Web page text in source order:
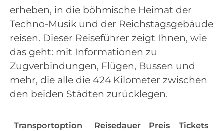
erheben, in die böhmische Heimat der
Techno-Musik und der Reichstagsgebäude
reisen. Dieser Reiseführer zeigt Ihnen, wie
das geht: mit Informationen zu
Zugverbindungen, Flügen, Bussen und
mehr, die alle die 424 Kilometer zwischen
den beiden Städten zurücklegen.
Transportoption Reisedauer Preis Tickets